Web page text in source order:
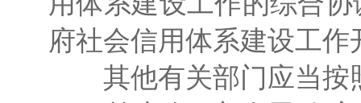
府社会信用体系建设工
其他有关部门应当按